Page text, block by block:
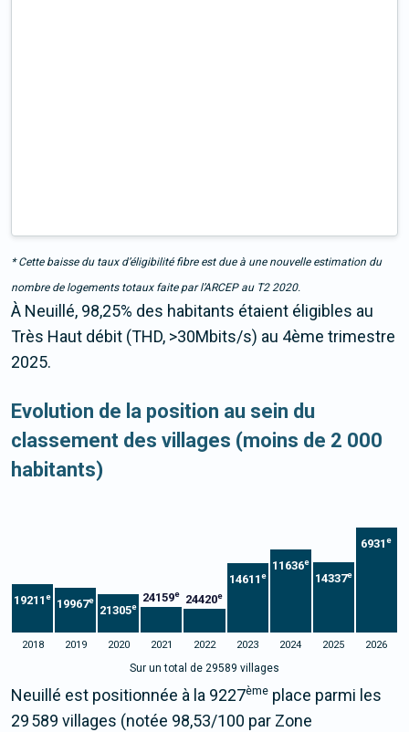
* Cette baisse du taux d’éligibilité fibre est due à une nouvelle estimation du
nombre de logements totaux faite par l’ARCEP au T2 2020.
À Neuillé, 98,25% des habitants étaient éligibles au
Très Haut débit (THD, >30Mbits/s) au 4ème trimestre
2025.
Evolution de la position au sein du
classement des villages (moins de 2 000
habitants)
19211e
19967e
21305e
24159e 24420e
14611 e
11636e
14337e
6931e
2018 2019 2020 2021 2022 2023 2024 2025 2026
Sur un total de 29589 villages
Neuillé est positionnée à la 9227ème place parmi les
29 589 villages (notée 98,53/100 par Zone